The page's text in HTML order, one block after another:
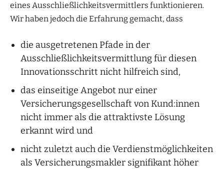
eines Ausschließlichkeitsvermittlers funktionieren.
Wir haben jedoch die Erfahrung gemacht, dass
die ausgetretenen Pfade in der
Ausschließlichkeitsvermittlung für diesen
Innovationsschritt nicht hilfreich sind,
das einseitige Angebot nur einer
Versicherungsgesellschaft von Kund:innen
nicht immer als die attraktivste Lösung
erkannt wird und
nicht zuletzt auch die Verdienstmöglichkeiten
als Versicherungsmakler signifikant höher